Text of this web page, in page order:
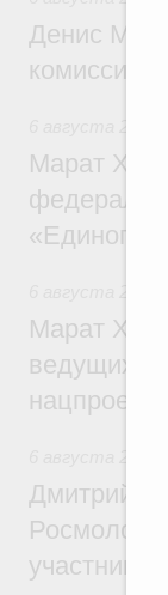
Денис
комиссии
Марат
«Единого
Марат
ведущих к
Дмитрий